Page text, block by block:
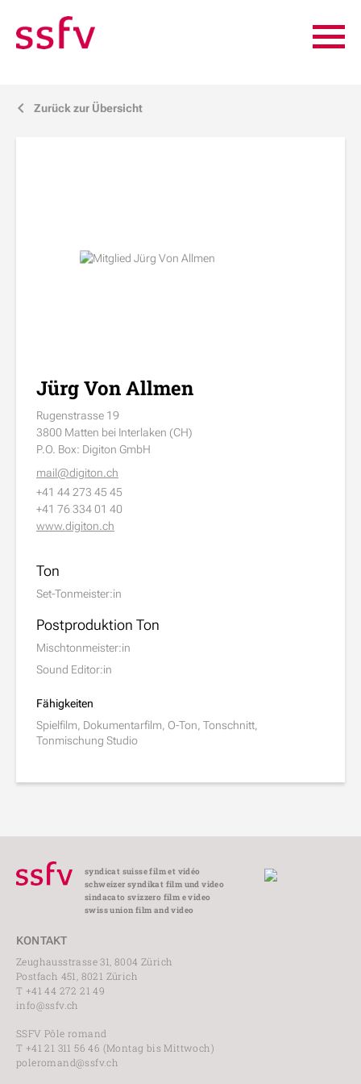
j Zurück zur Übersicht
Jürg Von Allmen
Rugenstrasse 19
3800 Matten bei Interlaken (CH)
P.O. Box: Digiton GmbH
mail@digiton.ch
+41 44 273 45 45
+41 76 334 01 40
www.digiton.ch
Ton
Set-Tonmeister:in
Postproduktion Ton
Mischtonmeister:in
Sound Editor:in
Fähigkeiten
Spielfilm, Dokumentarfilm, O-Ton, Tonschnitt,
Tonmischung Studio
syndicat suisse film et vidéo
schweizer syndikat film und video
sindacato svizzero film e video
swiss union film and video
KONTAKT
Zeughausstrasse 31, 8004 Zürich
Postfach 451, 8021 Zürich
T +41 44 272 21 49
info@ssfv.ch
SSFV Pôle romand
T +41 21 311 56 46 (Montag bis Mittwoch)
poleromand@ssfv.ch